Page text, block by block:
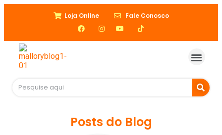
Loja Online Fale Conosco
Posts do Blog